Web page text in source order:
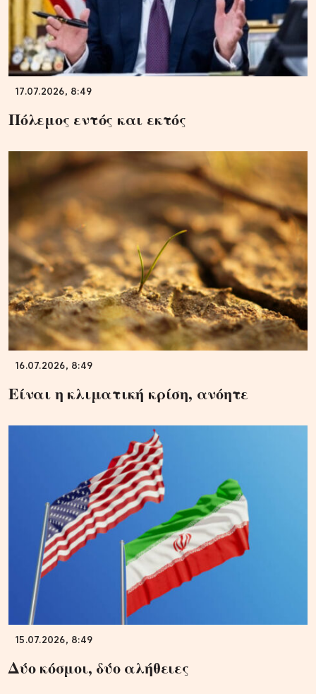
17.07.2026, 8:49
Πόλεμος εντός και εκτός
16.07.2026, 8:49
Είναι η κλιματική κρίση, ανόητε
15.07.2026, 8:49
Δύο κόσμοι, δύο αλήθειες